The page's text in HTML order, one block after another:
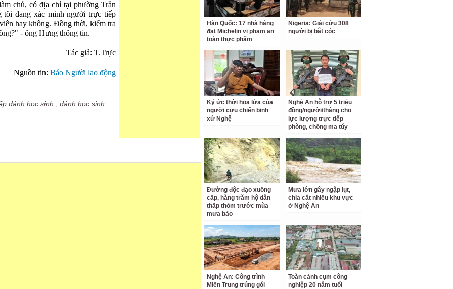
Hàn Quốc: 17 nhà hàng
đạt Michelin vi phạm an
toàn thực phẩm
Nigeria: Giải cứu 308
người bị bắt cóc
Ký ức thời hoa lửa của
người cựu chiến binh
xứ Nghệ
Nghệ An hỗ trợ 5 triệu
đồng/người/tháng cho
lực lượng trực tiếp
phòng, chống ma túy
Đường độc đạo xuống
cấp, hàng trăm hộ dân
thấp thỏm trước mùa
mưa bão
Mưa lớn gây ngập lụt,
chia cắt nhiều khu vực
ở Nghệ An
Nghệ An: Công trình
Miền Trung trúng gói
Toàn cảnh cụm công
nghiệp 20 năm tuổi